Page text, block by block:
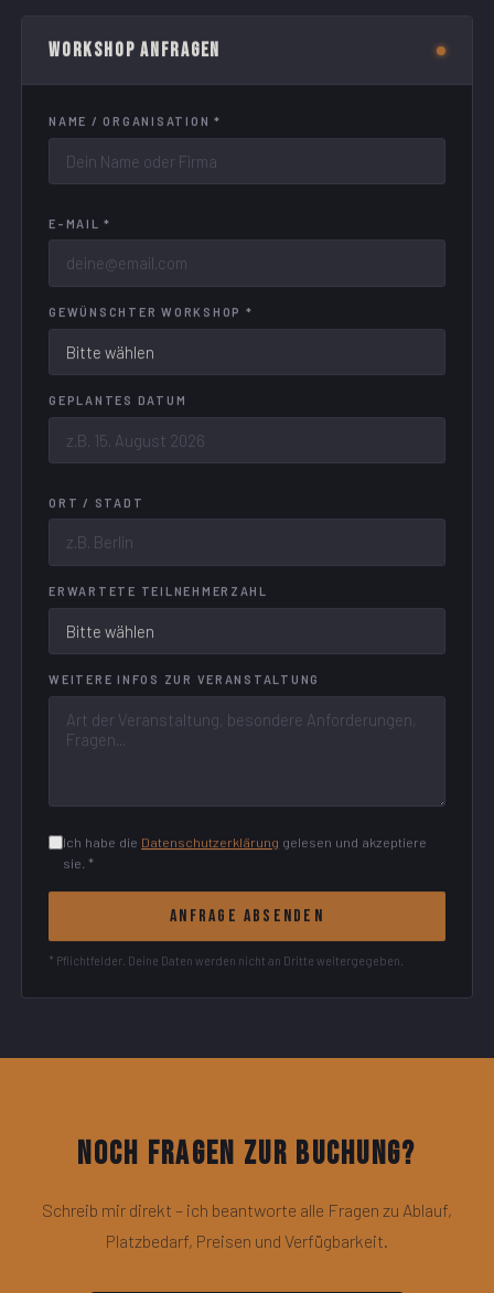
Workshop anfragen
NAME / ORGANISATION *
E-MAIL *
GEWÜNSCHTER WORKSHOP *
GEPLANTES DATUM
ORT / STADT
ERWARTETE TEILNEHMERZAHL
WEITERE INFOS ZUR VERANSTALTUNG
Ich habe die Datenschutzerklärung gelesen und akzeptiere
sie. *
Anfrage absenden
* Pflichtfelder. Deine Daten werden nicht an Dritte weitergegeben.
Noch Fragen zur Buchung?
Schreib mir direkt – ich beantworte alle Fragen zu Ablauf,
Platzbedarf, Preisen und Verfügbarkeit.